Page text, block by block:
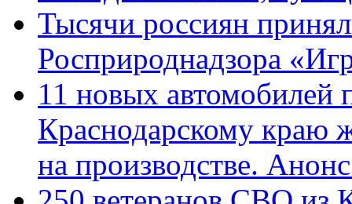
Тысячи россиян
Росприроднадзора
11 новых автомобилей
Краснодарскому краю
на производстве.